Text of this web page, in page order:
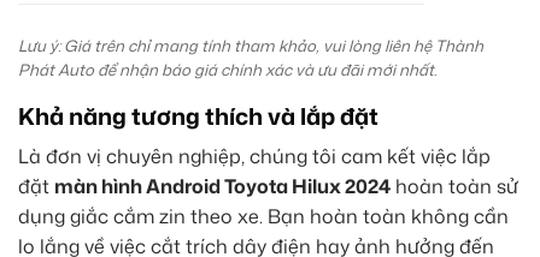
Lưu ý: Giá trên chỉ mang tính tham khảo, vui lòng liên hệ Thành
Phát Auto để nhận báo giá chính xác và ưu đãi mới nhất.
Khả năng tương thích và lắp đặt
Là đơn vị chuyên nghiệp, chúng tôi cam kết việc lắp
đặt màn hình Android Toyota Hilux 2024 hoàn toàn sử
dụng giắc cắm zin theo xe. Bạn hoàn toàn không cần
lo lắng về việc cắt trích dây điện hay ảnh hưởng đến